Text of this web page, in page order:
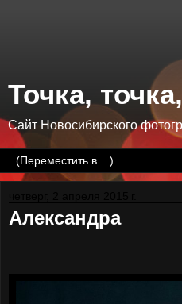
Точка,
Сайт Новосибирского
Александра